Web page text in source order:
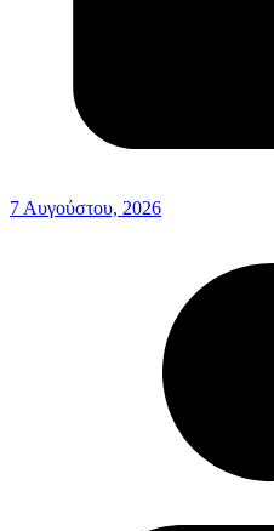
7 Αυγούστου, 2026